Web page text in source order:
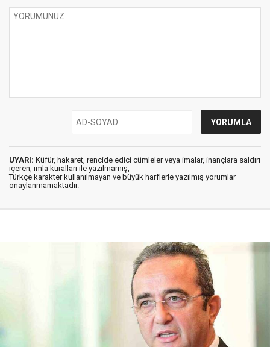
UYARI: Küfür, hakaret, rencide edici cümleler veya imalar, inançlara saldırı
içeren, imla kuralları ile yazılmamış,
Türkçe karakter kullanılmayan ve büyük harflerle yazılmış yorumlar
onaylanmamaktadır.